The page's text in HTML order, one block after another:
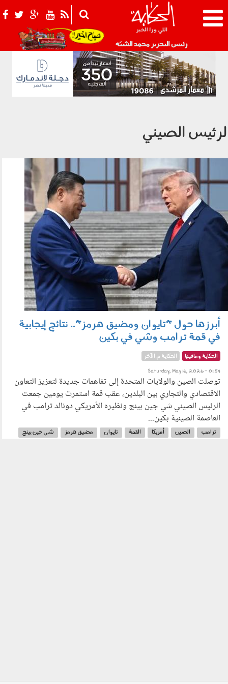
رئيس التحرير محمد الشبّه 021_2.png
الصيني
160501.jpg
أبرزها حول "تايوان ومضيق هرمز".. نتائج إيجابية
في قمة ترامب وشي في بكين
الحكاية ومافيها الحكاية م الآخر
Saturday, May 16, 2026 - 01:54
توصلت الصين والولايات المتحدة إلى تفاهمات جديدة لتعزيز التعاون
الاقتصادي والتجاري بين البلدين، عقب قمة استمرت يومين جمعت
الرئيس الصيني شي جين بينج ونظيره الأمريكي دونالد ترامب في
العاصمة الصينية بكين...
ترامب الصين أمريكا القمة تايوان مضيق هرمز
شي جين بينج